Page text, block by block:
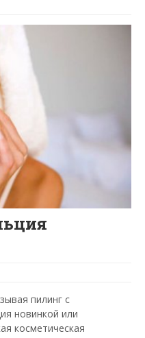
пилинг с
новинкой или
косметическая